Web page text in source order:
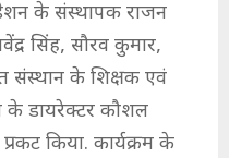
के संस्थापक राजन
सिंह, सौरव कुमार,
संस्थान के शिक्षक एवं
के डायरेक्टर कौशल
किया. कार्यक्रम के